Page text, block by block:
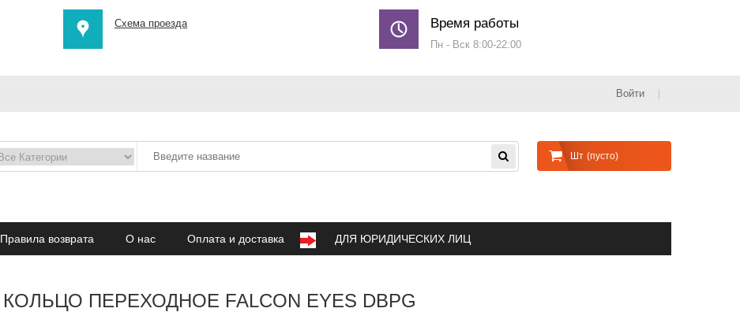
Схема проезда Время работы
Пн - Вск 8:00-22:00
Войти
Шт (пусто)
Правила возврата О нас Оплата и доставка ДЛЯ ЮРИДИЧЕСКИХ ЛИЦ
КОЛЬЦО ПЕРЕХОДНОЕ FALCON EYES DBPG